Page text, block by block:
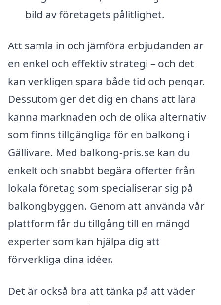
bild av företagets pålitlighet.
Att samla in och jämföra erbjudanden är
en enkel och effektiv strategi – och det
kan verkligen spara både tid och pengar.
Dessutom ger det dig en chans att lära
känna marknaden och de olika alternativ
som finns tillgängliga för en balkong i
Gällivare. Med balkong-pris.se kan du
enkelt och snabbt begära offerter från
lokala företag som specialiserar sig på
balkongbyggen. Genom att använda vår
plattform får du tillgång till en mängd
experter som kan hjälpa dig att
förverkliga dina idéer.
Det är också bra att tänka på att väder